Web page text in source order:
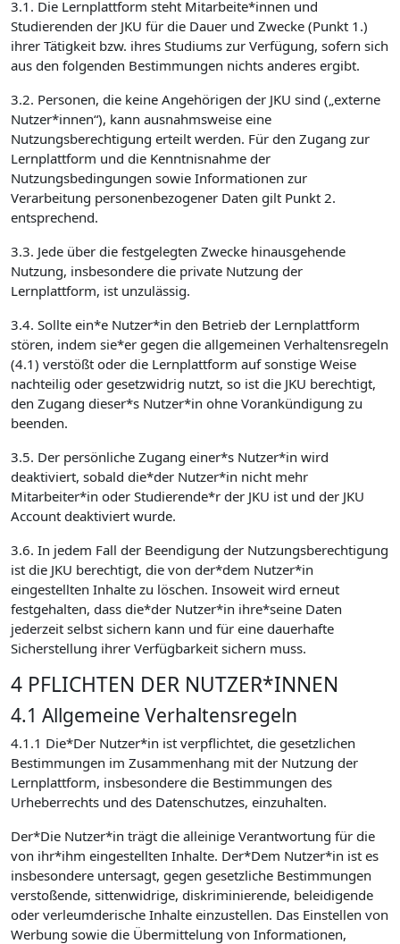
3.1. Die Lernplattform steht Mitarbeite*innen und
Studierenden der JKU für die Dauer und Zwecke (Punkt 1.)
ihrer Tätigkeit bzw. ihres Studiums zur Verfügung, sofern sich
aus den folgenden Bestimmungen nichts anderes ergibt.
3.2. Personen, die keine Angehörigen der JKU sind („externe
Nutzer*innen“), kann ausnahmsweise eine
Nutzungsberechtigung erteilt werden. Für den Zugang zur
Lernplattform und die Kenntnisnahme der
Nutzungsbedingungen sowie Informationen zur
Verarbeitung personenbezogener Daten gilt Punkt 2.
entsprechend.
3.3. Jede über die festgelegten Zwecke hinausgehende
Nutzung, insbesondere die private Nutzung der
Lernplattform, ist unzulässig.
3.4. Sollte ein*e Nutzer*in den Betrieb der Lernplattform
stören, indem sie*er gegen die allgemeinen Verhaltensregeln
(4.1) verstößt oder die Lernplattform auf sonstige Weise
nachteilig oder gesetzwidrig nutzt, so ist die JKU berechtigt,
den Zugang dieser*s Nutzer*in ohne Vorankündigung zu
beenden.
3.5. Der persönliche Zugang einer*s Nutzer*in wird
deaktiviert, sobald die*der Nutzer*in nicht mehr
Mitarbeiter*in oder Studierende*r der JKU ist und der JKU
Account deaktiviert wurde.
3.6. In jedem Fall der Beendigung der Nutzungsberechtigung
ist die JKU berechtigt, die von der*dem Nutzer*in
eingestellten Inhalte zu löschen. Insoweit wird erneut
festgehalten, dass die*der Nutzer*in ihre*seine Daten
jederzeit selbst sichern kann und für eine dauerhafte
Sicherstellung ihrer Verfügbarkeit sichern muss.
4 PFLICHTEN DER NUTZER*INNEN
4.1 Allgemeine Verhaltensregeln
4.1.1 Die*Der Nutzer*in ist verpflichtet, die gesetzlichen
Bestimmungen im Zusammenhang mit der Nutzung der
Lernplattform, insbesondere die Bestimmungen des
Urheberrechts und des Datenschutzes, einzuhalten.
Der*Die Nutzer*in trägt die alleinige Verantwortung für die
von ihr*ihm eingestellten Inhalte. Der*Dem Nutzer*in ist es
insbesondere untersagt, gegen gesetzliche Bestimmungen
verstoßende, sittenwidrige, diskriminierende, beleidigende
oder verleumderische Inhalte einzustellen. Das Einstellen von
Werbung sowie die Übermittelung von Informationen,